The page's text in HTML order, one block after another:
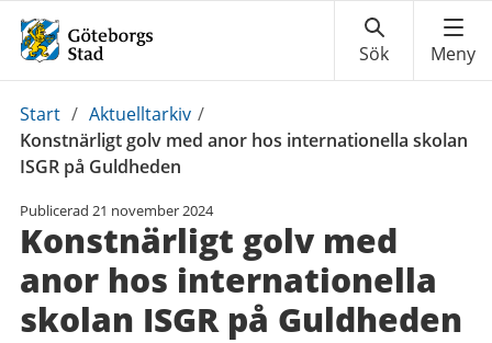
Du
är
här:
Start / Aktuelltarkiv /
Konstnärligt golv med anor hos internationella skolan
ISGR på Guldheden
Publicerad 21 november 2024
Konstnärligt golv med
anor hos internationella
skolan ISGR på Guldheden